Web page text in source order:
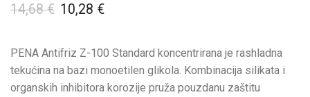
14,68€ 10,28 €
PENA Antifriz Z-100 Standard koncentrirana je rashladna
tekućina na bazi monoetilen glikola. Kombinacija silikata i
organskih inhibitora korozije pruža pouzdanu zaštitu